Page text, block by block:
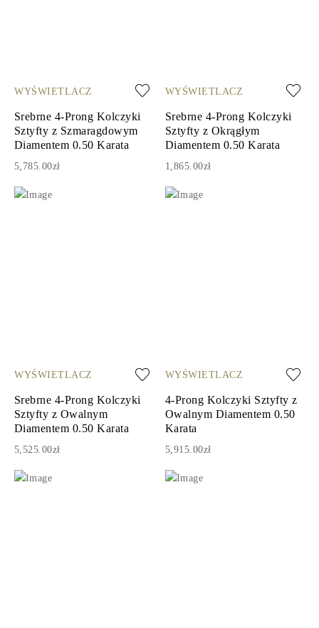
WYŚWIETLACZ
Srebrne 4-Prong Kolczyki
Sztyfty z Szmaragdowym
Diamentem 0.50 Karata
5,785.00zł
WYŚWIETLACZ
Srebrne 4-Prong Kolczyki
Sztyfty z Okrągłym
Diamentem 0.50 Karata
1,865.00zł
WYŚWIETLACZ
Srebrne 4-Prong Kolczyki
Sztyfty z Owalnym
Diamentem 0.50 Karata
5,525.00zł
WYŚWIETLACZ
4-Prong Kolczyki Sztyfty z
Owalnym Diamentem 0.50
Karata
5,915.00zł